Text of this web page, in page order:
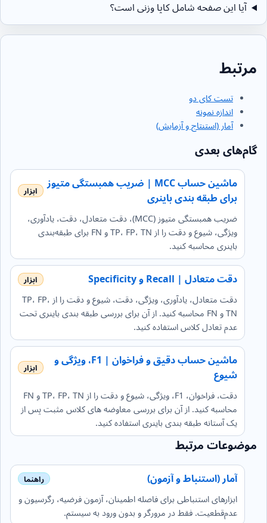
آیا این صفحه شامل کاپا وزنی است؟
مرتبط
تست کای دو
اندازه نمونه
آمار (استنتاج و آزمایش)
گام‌های بعدی
ماشین حساب MCC | ضریب همبستگی متیوز
برای طبقه بندی باینری
ضریب همبستگی متیوز (MCC)، دقت متعادل، دقت، یادآوری،
ویژگی، شیوع و دقت را از TP، FP، TN و FN برای طبقه‌بندی
باینری محاسبه کنید.
دقت متعادل | Recall و Specificity
دقت متعادل، یادآوری، ویژگی، دقت، شیوع و دقت را از TP، FP،
TN و FN محاسبه کنید. از آن برای بررسی طبقه بندی باینری تحت
عدم تعادل کلاس استفاده کنید.
ماشین حساب دقیق و فراخوان | F1، ویژگی و
شیوع
دقت، فراخوان، F1، ویژگی، شیوع و دقت را از TP، FP، TN و FN
محاسبه کنید. از آن برای بررسی معاوضه های کلاس مثبت پس از
یک آستانه طبقه بندی باینری استفاده کنید.
موضوعات مرتبط
آمار (استنباط و آزمون)
ابزارهای استنباطی برای فاصله اطمینان، آزمون فرضیه، رگرسیون و
عدم‌قطعیت. فقط در مرورگر و بدون ورود به سیستم.